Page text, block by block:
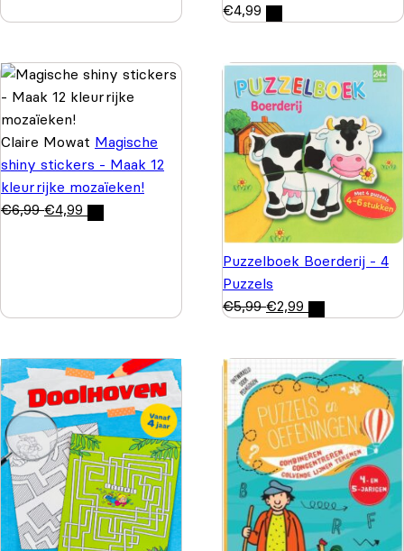
€4,99
Claire Mowat Magische
shiny stickers - Maak 12
kleurrijke mozaïeken!
€6,99 €4,99
Puzzelboek Boerderij - 4
Puzzels
€5,99 €2,99